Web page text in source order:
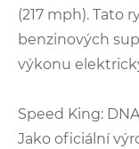
(217 mph). Tato
benzinových
výkonu
Speed ​​King:
Jako oficiální